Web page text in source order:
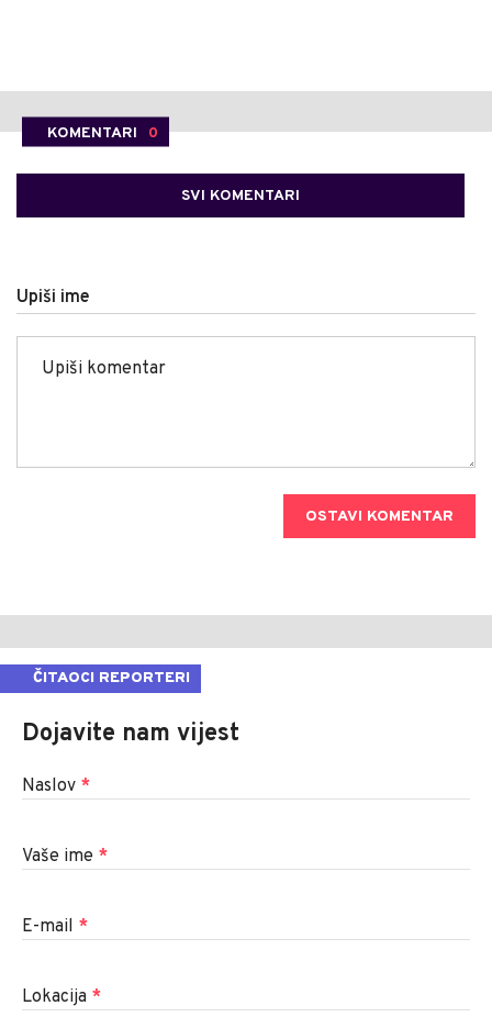
KOMENTARI 0
SVI KOMENTARI
Upiši ime
OSTAVI KOMENTAR
ČITAOCI REPORTERI
Dojavite nam vijest
Naslov *
Vaše ime *
E-mail *
Lokacija *